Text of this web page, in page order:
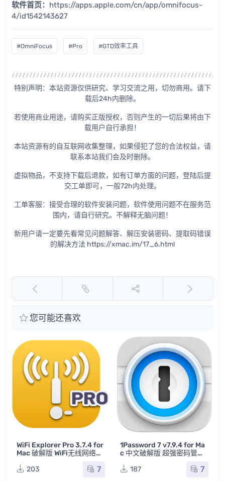
软件首页： https://apps.apple.com/cn/app/omnifocus-
4/id1542143627
#OmniFocus #Pro #GTD效率工具
特别声明：本站资源仅供研究、学习交流之用，切勿商用。请下
载后24h内删除。
若使用商业用途，请购买正版授权，否则产生的一切后果将由下
载用户自行承担！
本站资源有的自互联网收集整理，如果侵犯了您的合法权益，请
联系本站我们会及时删除。
虚拟物品，不支持下载后退款，如有订单方面的问题，登陆后提
交工单即可，一般72h内处理。
工单客服：接受合理的软件安装问题，软件使用问题不在服务范
围内，请自行研究。不解释无脑问题！
新用户请一定要先看常见问题解答、解压安装密码、提取码错误
的解决方法 https://xmac.im/17_6.html
您可能还喜欢
1Password 7 v7.9.4 for Ma
c 中文破解版 超强密码管理
187
Bloom 1.2.18 (81) for Mac
多窗口文件管理搜索工具
172
7